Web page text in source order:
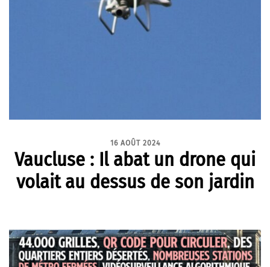
16 AOÛT 2024
Vaucluse : Il abat un drone qui
volait au dessus de son jardin